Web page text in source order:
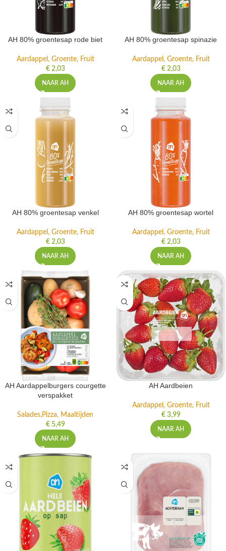
AH 80% groentesap rode biet
Aardappel, Groente, Fruit
€2,03
NAAR AH
AH 80% groentesap spinazie
Aardappel, Groente, Fruit
€2,03
NAAR AH
AH 80% groentesap venkel
Aardappel, Groente, Fruit
€2,03
NAAR AH
AH 80% groentesap wortel
Aardappel, Groente, Fruit
€2,03
NAAR AH
AH Aardappelburgers courgette
verspakket
Salades,Pizza, Maaltijden
€5,49
NAAR AH
AH Aardbeien
Aardappel, Groente, Fruit
€3,99
NAAR AH